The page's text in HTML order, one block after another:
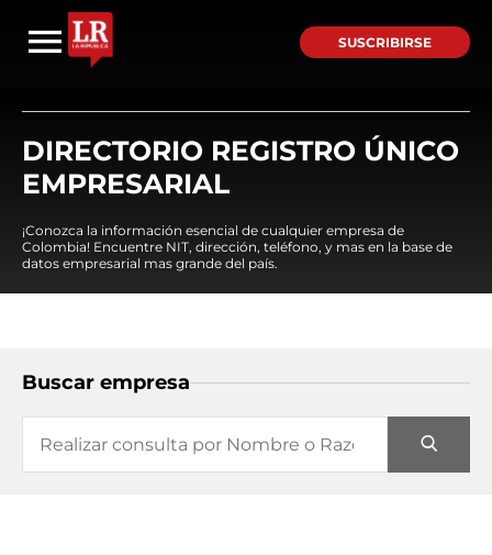
SUSCRIBIRSE
DIRECTORIO REGISTRO ÚNICO
EMPRESARIAL
¡Conozca la información esencial de cualquier empresa de
Colombia! Encuentre NIT, dirección, teléfono, y mas en la base de
datos empresarial mas grande del país.
Buscar empresa